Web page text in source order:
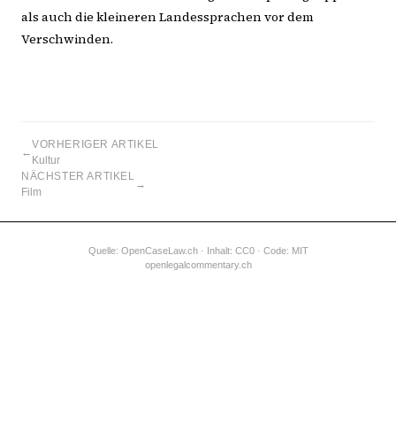
als auch die kleineren Landessprachen vor dem
Verschwinden.
←
VORHERIGER ARTIKEL
Kultur
NÄCHSTER ARTIKEL
Film
→
Quelle: OpenCaseLaw.ch· Inhalt: CC0 · Code: MIT
openlegalcommentary.ch